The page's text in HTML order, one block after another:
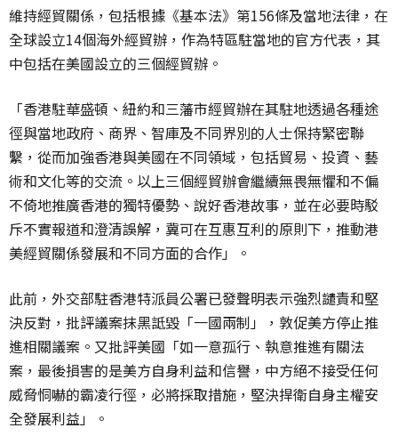
維持經貿關係，包括根據《基本法》第156條及當地法律，在
全球設立14個海外經貿辦，作為特區駐當地的官方代表，其
中包括在美國設立的三個經貿辦。
「香港駐華盛頓、紐約和三藩市經貿辦在其駐地透過各種途
徑與當地政府、商界、智庫及不同界別的人士保持緊密聯
繫，從而加強香港與美國在不同領域，包括貿易、投資、藝
術和文化等的交流。以上三個經貿辦會繼續無畏無懼和不偏
不倚地推廣香港的獨特優勢、說好香港故事，並在必要時駁
斥不實報道和澄清誤解，冀可在互惠互利的原則下，推動港
美經貿關係發展和不同方面的合作」。
此前，外交部駐香港特派員公署已發聲明表示強烈譴責和堅
決反對，批評議案抹黑詆毀「一國兩制」，敦促美方停止推
進相關議案。又批評美國「如一意孤行、執意推進有關法
案，最後損害的是美方自身利益和信譽，中方絕不接受任何
威脅恫嚇的霸凌行徑，必將採取措施，堅決捍衛自身主權安
全發展利益」。